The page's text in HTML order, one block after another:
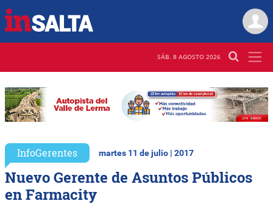
SÁB. 8 AGOSTO 2026
InfoGerentes martes 11 de julio | 2017
Nuevo Gerente de Asuntos Públicos
en Farmacity